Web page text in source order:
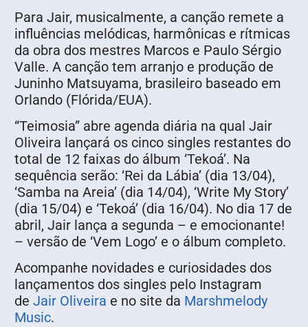
Para Jair, musicalmente, a canção remete a
influências melódicas, harmônicas e rítmicas
da obra dos mestres Marcos e Paulo Sérgio
Valle. A canção tem arranjo e produção de
Juninho Matsuyama, brasileiro baseado em
Orlando (Flórida/EUA).
“Teimosia” abre agenda diária na qual Jair
Oliveira lançará os cinco singles restantes do
total de 12 faixas do álbum ‘Tekoá’. Na
sequência serão: ‘Rei da Lábia’ (dia 13/04),
‘Samba na Areia’ (dia 14/04), ‘Write My Story’
(dia 15/04) e ‘Tekoá’ (dia 16/04). No dia 17 de
abril, Jair lança a segunda – e emocionante!
– versão de ‘Vem Logo’ e o álbum completo.
Acompanhe novidades e curiosidades dos
lançamentos dos singles pelo Instagram
de Jair Oliveira e no site da Marshmelody
Music.